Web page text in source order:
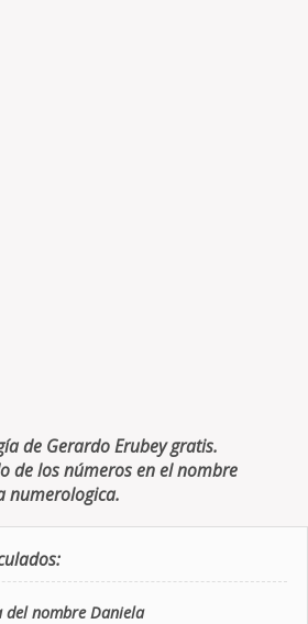
de Gerardo Erubey gratis.
de los números en el nombre
numerologica.
del nombre Daniela